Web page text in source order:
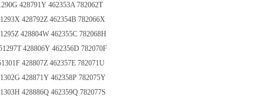
428791Y 462353A 782062T
428792Z 462354B 782066X
428804W 462355C 782068H
428806Y 462356D 782070F
428807Z 462357E 782071U
428871Y 462358P 782075Y
428886Q 462359Q 782077S